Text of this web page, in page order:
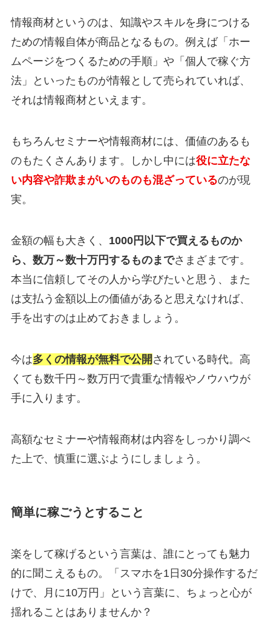
情報商材というのは、知識やスキルを身につける
ための情報自体が商品となるもの。例えば「ホー
ムページをつくるための手順」や「個人で稼ぐ方
法」といったものが情報として売られていれば、
それは情報商材といえます。
もちろんセミナーや情報商材には、価値のあるも
のもたくさんあります。しかし中には役に立たな
い内容や詐欺まがいのものも混ざっているのが現
実。
金額の幅も大きく、 1000円以下で買えるものか
ら、数万～数十万円するものまでさまざまです。
本当に信頼してその人から学びたいと思う、また
は支払う金額以上の価値があると思えなければ、
手を出すのは止めておきましょう。
今は多くの情報が無料で公開 されている時代。高
くても数千円～数万円で貴重な情報やノウハウが
手に入ります。
高額なセミナーや情報商材は内容をしっかり調べ
た上で、慎重に選ぶようにしましょう。
簡単に稼ごうとすること
楽をして稼げるという言葉は、誰にとっても魅力
的に聞こえるもの。「スマホを1日30分操作するだ
けで、月に10万円」という言葉に、ちょっと心が
揺れることはありませんか？